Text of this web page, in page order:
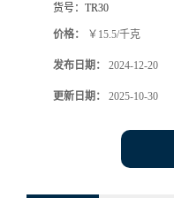
货号： TR30
价格： ￥15.5/千克
发布日期： 2024-12-20
更新日期： 2025-10-30